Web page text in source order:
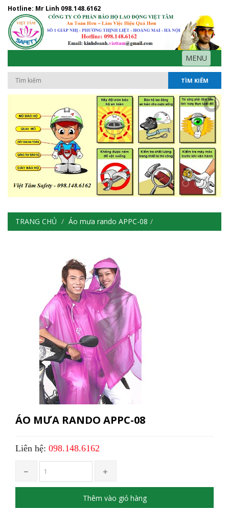
Hotline: Mr Linh 098.148.6162
MENU
TÌM KIẾM
TRANG CHỦ Áo mưa rando APPC-08
ÁO MƯA RANDO APPC-08
Liên hệ: 098.148.6162
Thêm vào giỏ hàng